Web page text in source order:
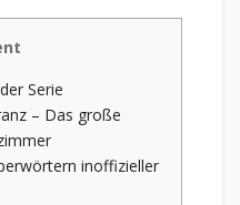
Serie
– Das große
inoffizieller